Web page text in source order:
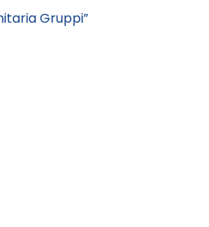
Gruppi”